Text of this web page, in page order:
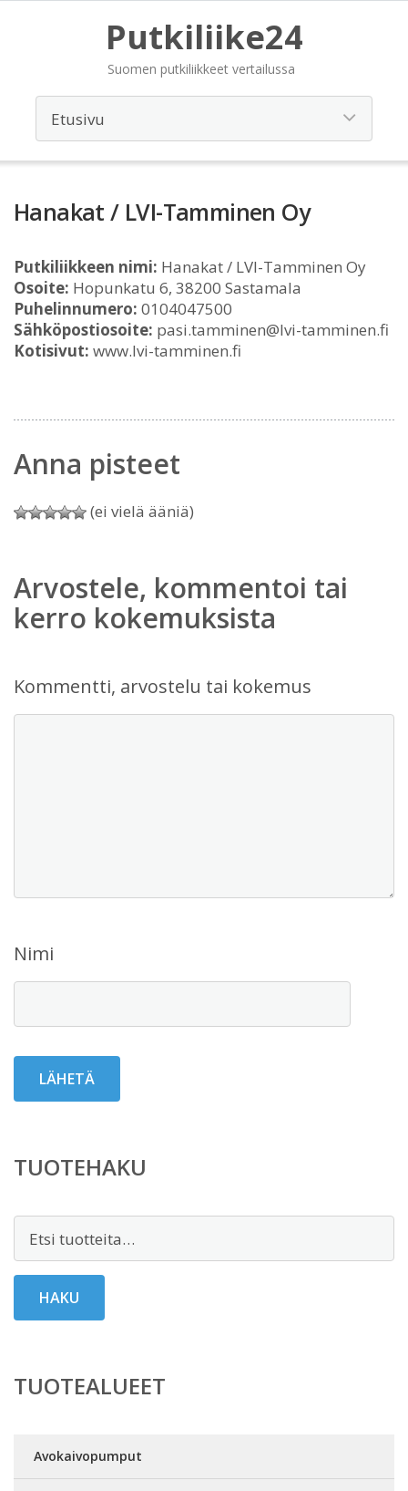
Putkiliike24
Suomen putkiliikkeet vertailussa
Hanakat / LVI-Tamminen Oy
Putkiliikkeen nimi: Hanakat / LVI-Tamminen Oy
Osoite: Hopunkatu 6, 38200 Sastamala
Puhelinnumero: 0104047500
Sähköpostiosoite: pasi.tamminen@lvi-tamminen.fi
Kotisivut: www.lvi-tamminen.fi
Anna pisteet
(ei vielä ääniä)
Arvostele, kommentoi tai
kerro kokemuksista
Kommentti, arvostelu tai kokemus
Nimi
TUOTEHAKU
HAKU
TUOTEALUEET
Avokaivopumput